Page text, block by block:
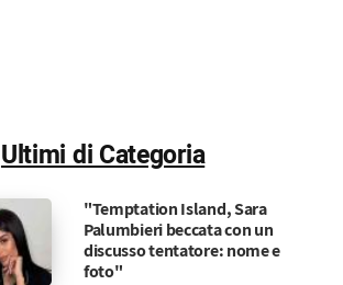
Ultimi di Categoria
"Temptation Island, Sara
Palumbieri beccata con un
discusso tentatore: nome e
foto"